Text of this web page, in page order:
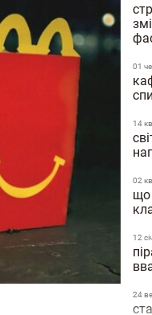
01
14
02
що
12
24